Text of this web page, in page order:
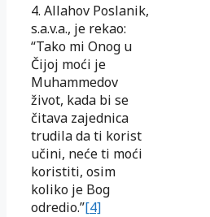
4. Allahov Poslanik,
s.a.v.a., je rekao:
“Tako mi Onog u
Čijoj moći je
Muhammedov
život, kada bi se
čitava zajednica
trudila da ti korist
učini, neće ti moći
koristiti, osim
koliko je Bog
odredio.”[4]